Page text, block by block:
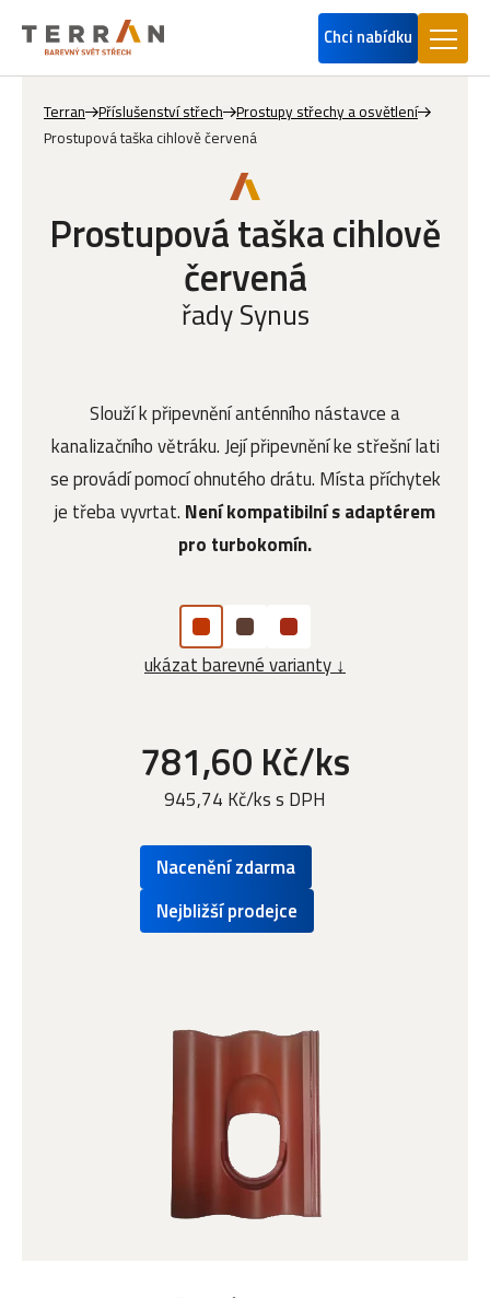
Chci nabídku
Terran Příslušenství střech
Prostupy střechy a osvětlení
Prostupová taška cihlově červená
Prostupová taška cihlově
červená
řady Synus
Slouží k připevnění anténního nástavce a
kanalizačního větráku. Její připevnění ke střešní lati
se provádí pomocí ohnutého drátu. Místa příchytek
je třeba vyvrtat. Není kompatibilní s adaptérem
pro turbokomín.
ukázat barevné varianty ↓
781,60 Kč/ks
945,74 Kč/ks s DPH
Nacenění zdarma
Nejbližší prodejce